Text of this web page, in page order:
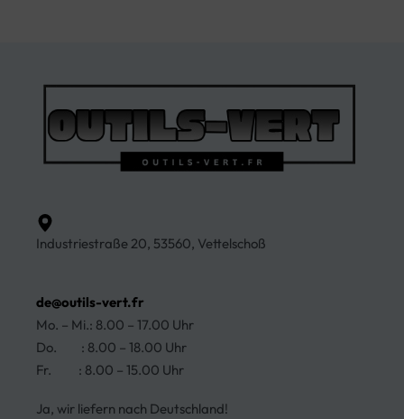
Industriestraße 20, 53560, Vettelschoß
de@outils-vert.fr
Mo. – Mi.: 8.00 – 17.00 Uhr
Do. : 8.00 – 18.00 Uhr
Fr. : 8.00 – 15.00 Uhr
Ja, wir liefern nach Deutschland!